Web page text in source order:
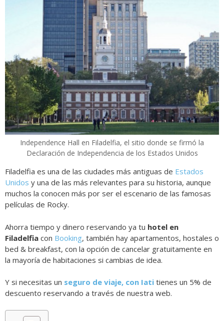
Independence Hall en Filadelfia, el sitio donde se firmó la
Declaración de Independencia de los Estados Unidos
Filadelfia es una de las ciudades más antiguas de Estados
Unidos y una de las más relevantes para su historia, aunque
muchos la conocen más por ser el escenario de las famosas
películas de Rocky.
Ahorra tiempo y dinero reservando ya tu hotel en
Filadelfia con Booking, también hay apartamentos, hostales o
bed & breakfast, con la opción de cancelar gratuitamente en
la mayoría de habitaciones si cambias de idea.
Y si necesitas un seguro de viaje, con Iati tienes un 5% de
descuento reservando a través de nuestra web.